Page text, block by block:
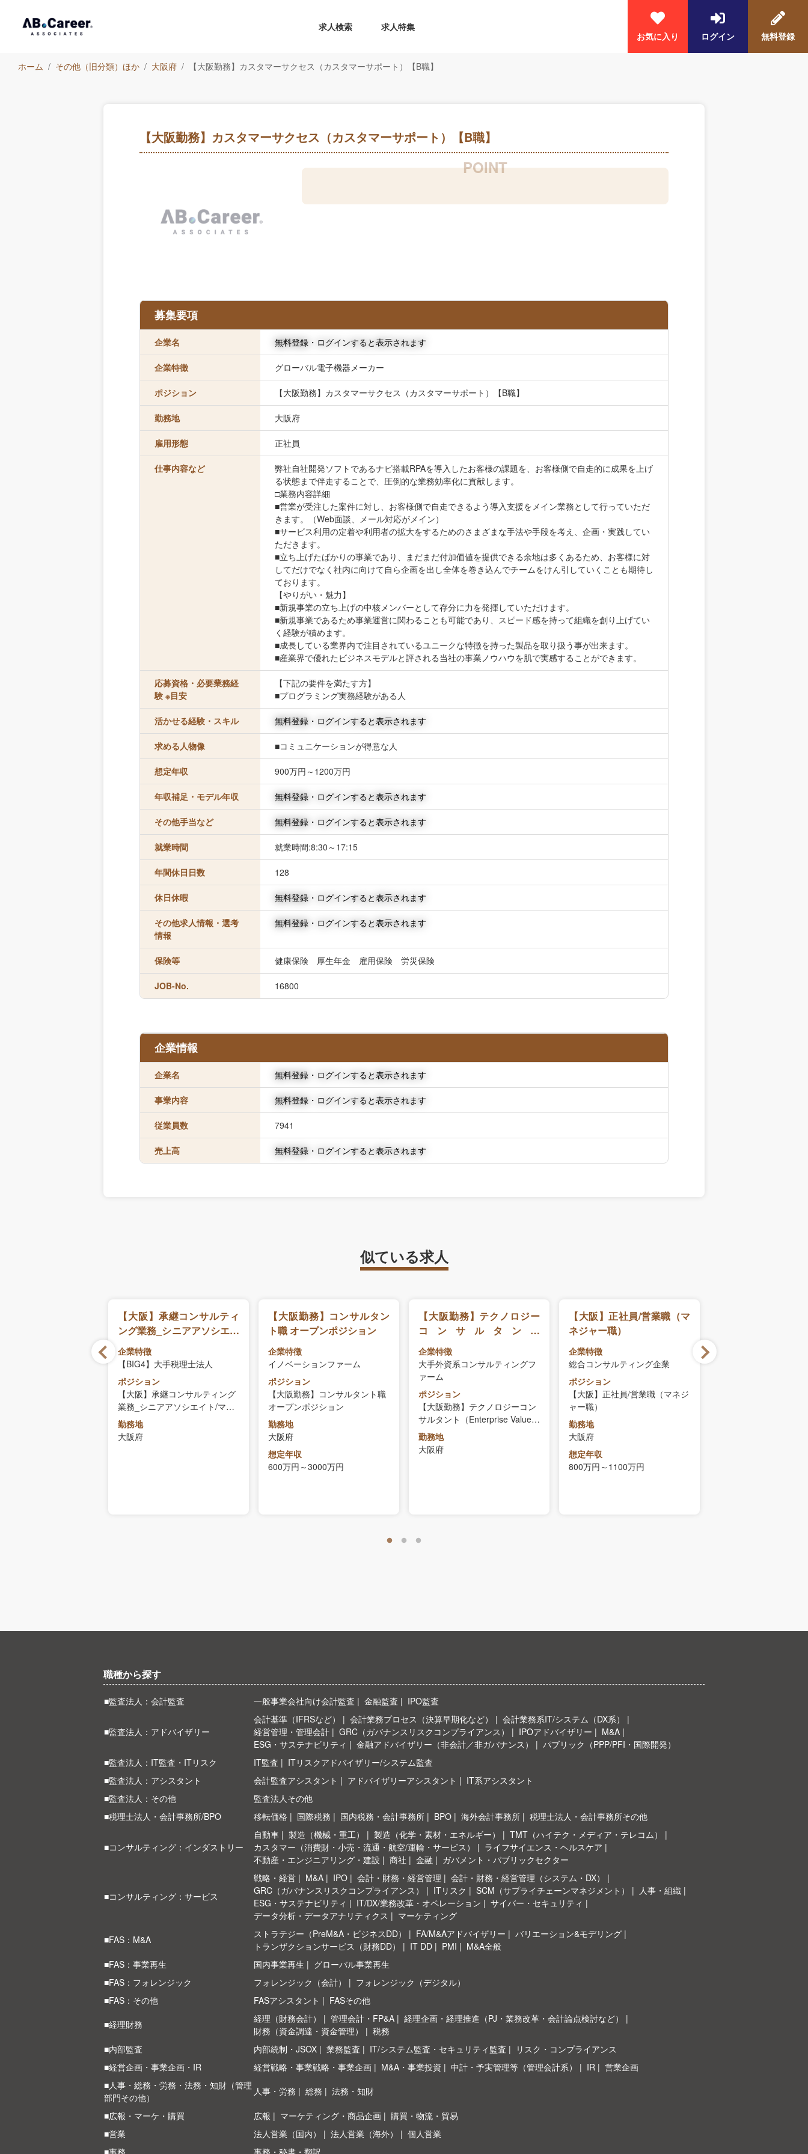
求人検索
求人特集
お気に入り
ログイン 無料登録
ホーム その他（旧分類）ほか 大阪府 【大阪勤務】カスタマーサクセス（カスタマーサポート）【B職】
【大阪勤務】カスタマーサクセス（カスタマーサポート）【B職】
募集要項
企業名 無料登録・ログインすると表示されます
企業特徴 グローバル電子機器メーカー
ポジション 【大阪勤務】カスタマーサクセス（カスタマーサポート）【B職】
勤務地 大阪府
雇用形態 正社員
仕事内容など
弊社自社開発ソフトであるナビ搭載RPAを導入したお客様の課題を、お客様側で自走的に成果を上げ
る状態まで伴走することで、圧倒的な業務効率化に貢献します。
□業務内容詳細
■営業が受注した案件に対し、お客様側で自走できるよう導入支援をメイン業務として行っていただ
きます。（Web面談、メール対応がメイン）
■サービス利用の定着や利用者の拡大をするためのさまざまな手法や手段を考え、企画・実践してい
ただきます。
■立ち上げたばかりの事業であり、まだまだ付加価値を提供できる余地は多くあるため、お客様に対
してだけでなく社内に向けて自ら企画を出し全体を巻き込んでチームをけん引していくことも期待し
ております。
【やりがい・魅力】
■新規事業の立ち上げの中核メンバーとして存分に力を発揮していただけます。
■新規事業であるため事業運営に関わることも可能であり、スピード感を持って組織を創り上げてい
く経験が積めます。
■成長している業界内で注目されているユニークな特徴を持った製品を取り扱う事が出来ます。
■産業界で優れたビジネスモデルと評される当社の事業ノウハウを肌で実感することができます。
応募資格・必要業務経
験 ※目安
【下記の要件を満たす方】
■プログラミング実務経験がある人
活かせる経験・スキル 無料登録・ログインすると表示されます
求める人物像 ■コミュニケーションが得意な人
想定年収 900万円～1200万円
年収補足・モデル年収 無料登録・ログインすると表示されます
その他手当など 無料登録・ログインすると表示されます
就業時間 就業時間:8:30～17:15
年間休日日数 128
休日休暇 無料登録・ログインすると表示されます
その他求人情報・選考
情報
無料登録・ログインすると表示されます
保険等 健康保険 厚生年金 雇用保険 労災保険
JOB-No. 16800
企業情報
企業名 無料登録・ログインすると表示されます
事業内容 無料登録・ログインすると表示されます
従業員数 7941
売上高 無料登録・ログインすると表示されます
似ている求人
【大阪】承継コンサルティ
ング業務_シニアアソシエイ
ト/マネジャー
企業特徴
【BIG4】大手税理士法人
ポジション
【大阪】承継コンサルティング
業務_シニアアソシエイト/マネ
ジャー
勤務地
大阪府
【大阪勤務】コンサルタン
ト職 オープンポジション
企業特徴
イノベーションファーム
ポジション
【大阪勤務】コンサルタント職
オープンポジション
勤務地
大阪府
想定年収
600万円～3000万円
【大阪勤務】テクノロジー
コンサルタント
（Enterprise Valueマネジ
メント）
企業特徴
大手外資系コンサルティングフ
ァーム
ポジション
【大阪勤務】テクノロジーコン
サルタント（Enterprise Valueマ
ネジメント）
勤務地
大阪府
【大阪】正社員/営業職（マ
ネジャー職）
企業特徴
総合コンサルティング企業
ポジション
【大阪】正社員/営業職（マネジ
ャー職）
勤務地
大阪府
想定年収
800万円～1100万円
職種から探す
■監査法人：会計監査 一般事業会社向け会計監査 金融監査 IPO監査
■監査法人：アドバイザリー
会計基準（IFRSなど） 会計業務プロセス（決算早期化など）
会計業務系IT/システム（DX系）
経営管理・管理会計
GRC（ガバナンスリスクコンプライアンス） IPOアドバイザリー
M&A
ESG・サステナビリティ
金融アドバイザリー（非会計／非ガバナンス）
パブリック（PPP/PFI・国際開発）
■監査法人：IT監査・ITリスク
IT監査
ITリスクアドバイザリー/システム監査
■監査法人：アシスタント
会計監査アシスタント アドバイザリーアシスタント
IT系アシスタント
■監査法人：その他
監査法人その他
■税理士法人・会計事務所/BPO
移転価格 国際税務 国内税務・会計事務所 BPO 海外会計事務所 税理士法人・会計事務所その他
■コンサルティング：インダストリー
自動車 製造（機械・重工） 製造（化学・素材・エネルギー）
TMT（ハイテク・メディア・テレコム）
カスタマー（消費財・小売・流通・航空/運輸・サービス）
ライフサイエンス・ヘルスケア
不動産・エンジニアリング・建設
商社 金融 ガバメント・パブリックセクター
■コンサルティング：サービス
戦略・経営 M&A IPO 会計・財務・経営管理
会計・財務・経営管理（システム・DX）
GRC（ガバナンスリスクコンプライアンス）
ITリスク SCM（サプライチェーンマネジメント）
人事・組織
ESG・サステナビリティ
IT/DX/業務改革・オペレーション
サイバー・セキュリティ
データ分析・データアナリティクス
マーケティング
■FAS：M&A
ストラテジー（PreM&A・ビジネスDD） FA/M&Aアドバイザリー
バリエーション&モデリング
トランザクションサービス（財務DD）
IT DD PMI
M&A全般
■FAS：事業再生
国内事業再生
グローバル事業再生
■FAS：フォレンジック
フォレンジック（会計）
フォレンジック（デジタル）
■FAS：その他
FASアシスタント
FASその他
■経理財務
経理（財務会計） 管理会計・FP&A
経理企画・経理推進（PJ・業務改革・会計論点検討など）
財務（資金調達・資金管理）
税務
■内部監査
内部統制・JSOX 業務監査 IT/システム監査・セキュリティ監査
リスク・コンプライアンス
■経営企画・事業企画・IR
経営戦略・事業戦略・事業企画 M&A・事業投資 中計・予実管理等（管理会計系） IR
営業企画
■人事・総務・労務・法務・知財（管理
部門その他）
人事・労務 総務 法務・知財
■広報・マーケ・購買 広報 マーケティング・商品企画
購買・物流・貿易
■営業
法人営業（国内） 法人営業（海外）
個人営業
■事務
事務・秘書・翻訳